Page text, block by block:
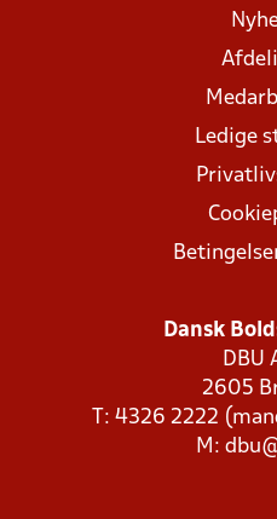
Ledige
Dansk
DBU
2605
T: 4326 2222
M: